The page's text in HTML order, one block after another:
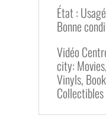
État : Usagé
Bonne
Vidéo
city:
Vinyls,